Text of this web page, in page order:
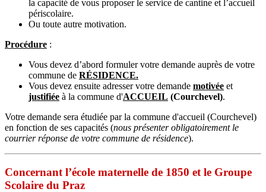
la capacité de vous proposer le service de cantine et l’accueil
périscolaire.
Ou toute autre motivation.
Procédure :
Vous devez d’abord formuler votre demande auprès de votre
commune de RÉSIDENCE.
Vous devez ensuite adresser votre demande motivée et
justifiée à la commune d'ACCUEIL (Courchevel).
Votre demande sera étudiée par la commune d'accueil (Courchevel)
en fonction de ses capacités (nous présenter obligatoirement le
courrier réponse de votre commune de résidence).
Concernant l’école maternelle de 1850 et le Groupe
Scolaire du Praz